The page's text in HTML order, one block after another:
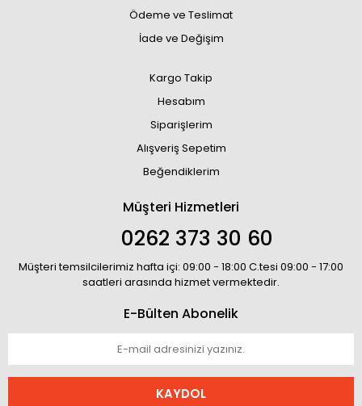
Ödeme ve Teslimat
İade ve Değişim
Kargo Takip
Hesabım
Siparişlerim
Alışveriş Sepetim
Beğendiklerim
Müşteri Hizmetleri
0262 373 30 60
Müşteri temsilcilerimiz hafta içi: 09:00 - 18:00 C.tesi 09:00 - 17:00
saatleri arasında hizmet vermektedir.
E-Bülten Abonelik
KAYDOL